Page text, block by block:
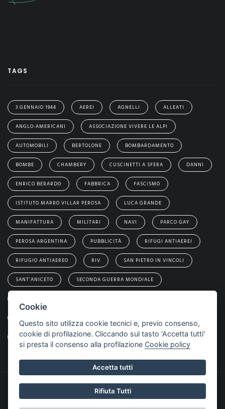
TAGS
3 GENNAIO 1944 AEREI AGNELLI ALLEATI
ANGLO-AMERICANI ASSOCIAZIONE VIVERE LE ALPI
AUTOMOBILI BERTOLONE BOMBARDAMENTO
BOMBE CHAMBERY CUSCINETTI A SFERA DANNI
ENRICO BERARDO FABBRICA FASCISMO
ISTITUTO MARRO VILLAR PEROSA LUCA GRANDE
MANIFATTURA MILITARI NAVI PARCO GAY
PEROSA ARGENTINA PUBBLICITÀ RIFUGI ANTIAEREI
RIFUGIO ANTIAEREO RIV SAN PIETRO IN VINCOLI
SANT’ANICETO SECONDA GUERRA MONDIALE
VILLAR PEROSA
© 2026 VILLAR PEROSA - NELLA STORIA, TUTTI I DIRITTI
Cookie
Questo sito utilizza cookie tecnici e, previo consenso,
cookie di profilazione. Cliccando sul tasto 'Accetta tutti'
si presta il consenso alla profilazione Cookie policy
Accetta tutti
Rifiuta Tutti